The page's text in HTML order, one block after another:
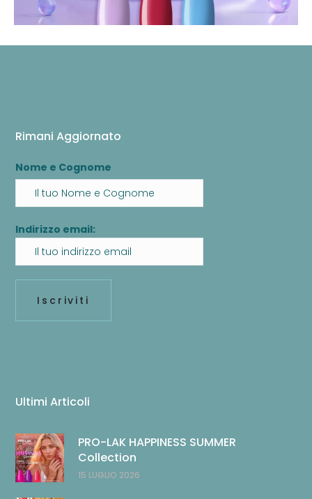
Rimani Aggiornato
Nome e Cognome
Indirizzo email:
Ultimi Articoli
15 LUGLIO 2026
PRO-LAK HAPPINESS SUMMER
Collection